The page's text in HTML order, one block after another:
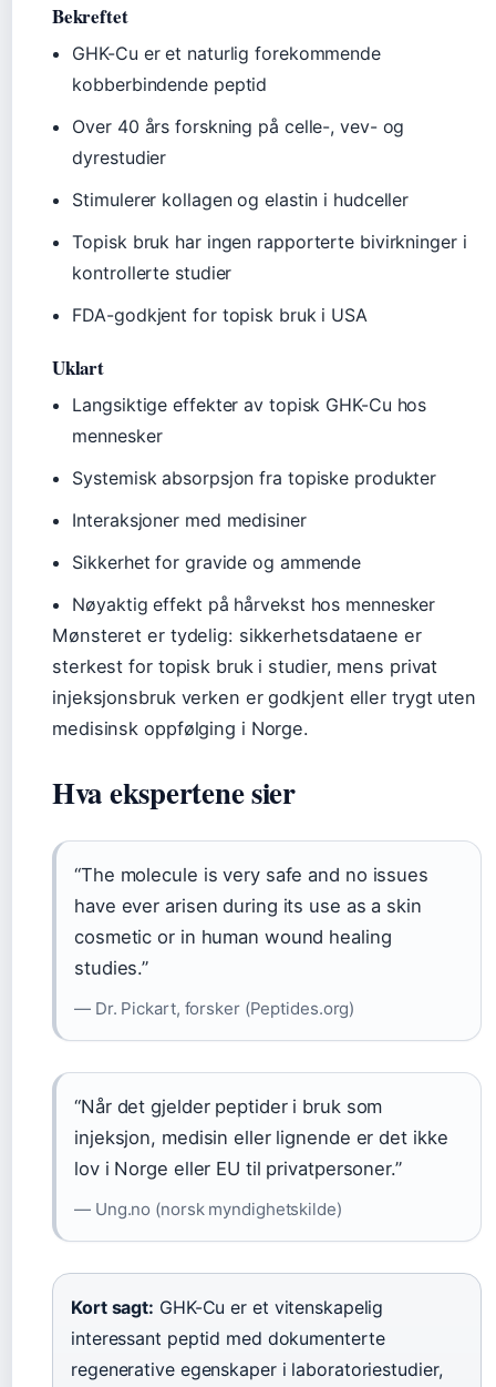
Bekreftet
GHK-Cu er et naturlig forekommende
kobberbindende peptid
Over 40 års forskning på celle-, vev- og
dyrestudier
Stimulerer kollagen og elastin i hudceller
Topisk bruk har ingen rapporterte bivirkninger i
kontrollerte studier
FDA-godkjent for topisk bruk i USA
Uklart
Langsiktige effekter av topisk GHK-Cu hos
mennesker
Systemisk absorpsjon fra topiske produkter
Interaksjoner med medisiner
Sikkerhet for gravide og ammende
Nøyaktig effekt på hårvekst hos mennesker
Mønsteret er tydelig: sikkerhetsdataene er
sterkest for topisk bruk i studier, mens privat
injeksjonsbruk verken er godkjent eller trygt uten
medisinsk oppfølging i Norge.
Hva ekspertene sier
“The molecule is very safe and no issues
have ever arisen during its use as a skin
cosmetic or in human wound healing
studies.”
— Dr. Pickart, forsker (Peptides.org)
“Når det gjelder peptider i bruk som
injeksjon, medisin eller lignende er det ikke
lov i Norge eller EU til privatpersoner.”
— Ung.no (norsk myndighetskilde)
Kort sagt: GHK-Cu er et vitenskapelig
interessant peptid med dokumenterte
regenerative egenskaper i laboratoriestudier,